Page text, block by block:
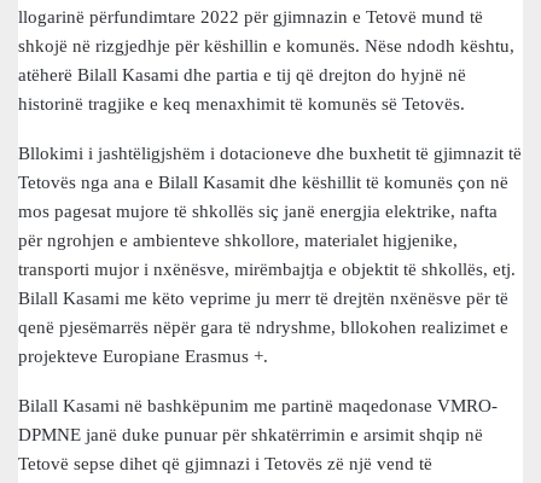
llogarinë përfundimtare 2022 për gjimnazin e Tetovë mund të
shkojë në rizgjedhje për këshillin e komunës. Nëse ndodh kështu,
atëherë Bilall Kasami dhe partia e tij që drejton do hyjnë në
historinë tragjike e keq menaxhimit të komunës së Tetovës.
Bllokimi i jashtëligjshëm i dotacioneve dhe buxhetit të gjimnazit të
Tetovës nga ana e Bilall Kasamit dhe këshillit të komunës çon në
mos pagesat mujore të shkollës siç janë energjia elektrike, nafta
për ngrohjen e ambienteve shkollore, materialet higjenike,
transporti mujor i nxënësve, mirëmbajtja e objektit të shkollës, etj.
Bilall Kasami me këto veprime ju merr të drejtën nxënësve për të
qenë pjesëmarrës nëpër gara të ndryshme, bllokohen realizimet e
projekteve Europiane Erasmus +.
Bilall Kasami në bashkëpunim me partinë maqedonase VMRO-
DPMNE janë duke punuar për shkatërrimin e arsimit shqip në
Tetovë sepse dihet që gjimnazi i Tetovës zë një vend të